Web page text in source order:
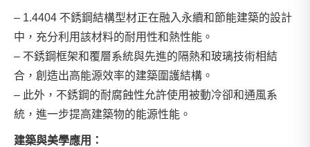
– 1.4404 不銹鋼結構型材正在融入永續和節能建築的設計
中，充分利用該材料的耐用性和熱性能。
– 不銹鋼框架和覆層系統與先進的隔熱和玻璃技術相結
合，創造出高能源效率的建築圍護結構。
– 此外，不銹鋼的耐腐蝕性允許使用被動冷卻和通風系
統，進一步提高建築物的能源性能。
建築與美學應用：